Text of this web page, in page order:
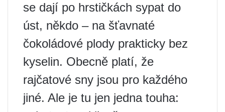
se dají po hrstičkách sypat do
úst, někdo – na šťavnaté
čokoládové plody prakticky bez
kyselin. Obecně platí, že
rajčatové sny jsou pro každého
jiné. Ale je tu jen jedna touha: